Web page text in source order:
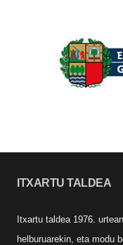
ITXARTU TALDEA
Itxartu taldea 1976.
helburuarekin, eta modu